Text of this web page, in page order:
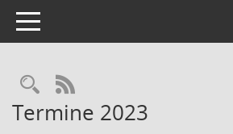
Toggle navigation
Rechercheauswahl
RSS-Feed
Termine 2023